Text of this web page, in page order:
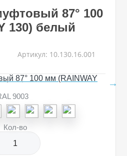
87° 100
130) белый
Артикул: 10.130.16.001
9003
Кол-во